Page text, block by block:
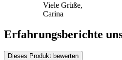
Viele Grüße,
Carina
Erfahrungsberichte
Dieses Produkt bewerten